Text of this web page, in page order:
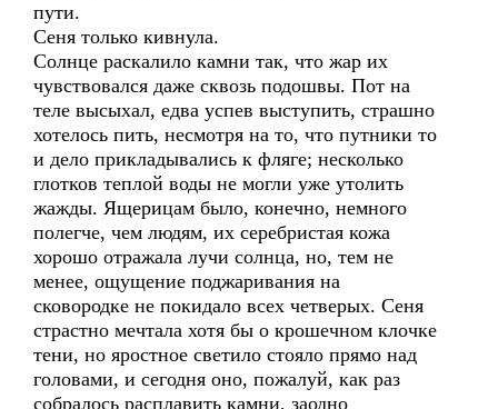
пути.
Сеня только кивнула.
Солнце раскалило камни так, что жар их
чувствовался даже сквозь подошвы. Пот на
теле высыхал, едва успев выступить, страшно
хотелось пить, несмотря на то, что путники то
и дело прикладывались к фляге; несколько
глотков теплой воды не могли уже утолить
жажды. Ящерицам было, конечно, немного
полегче, чем людям, их серебристая кожа
хорошо отражала лучи солнца, но, тем не
менее, ощущение поджаривания на
сковородке не покидало всех четверых. Сеня
страстно мечтала хотя бы о крошечном клочке
тени, но яростное светило стояло прямо над
головами, и сегодня оно, пожалуй, как раз
собралось расплавить камни, заодно